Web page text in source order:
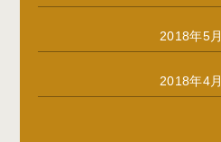
2018年5月
2018年4月